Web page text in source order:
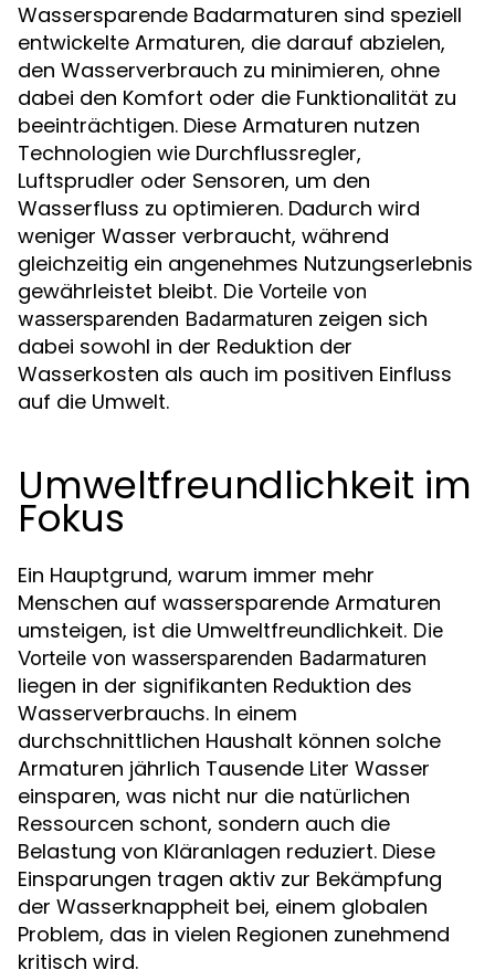
Wassersparende Badarmaturen sind speziell
entwickelte Armaturen, die darauf abzielen,
den Wasserverbrauch zu minimieren, ohne
dabei den Komfort oder die Funktionalität zu
beeinträchtigen. Diese Armaturen nutzen
Technologien wie Durchflussregler,
Luftsprudler oder Sensoren, um den
Wasserfluss zu optimieren. Dadurch wird
weniger Wasser verbraucht, während
gleichzeitig ein angenehmes Nutzungserlebnis
gewährleistet bleibt. Die Vorteile von
wassersparenden Badarmaturen zeigen sich
dabei sowohl in der Reduktion der
Wasserkosten als auch im positiven Einfluss
auf die Umwelt.
Umweltfreundlichkeit im
Fokus
Ein Hauptgrund, warum immer mehr
Menschen auf wassersparende Armaturen
umsteigen, ist die Umweltfreundlichkeit. Die
Vorteile von wassersparenden Badarmaturen
liegen in der signifikanten Reduktion des
Wasserverbrauchs. In einem
durchschnittlichen Haushalt können solche
Armaturen jährlich Tausende Liter Wasser
einsparen, was nicht nur die natürlichen
Ressourcen schont, sondern auch die
Belastung von Kläranlagen reduziert. Diese
Einsparungen tragen aktiv zur Bekämpfung
der Wasserknappheit bei, einem globalen
Problem, das in vielen Regionen zunehmend
kritisch wird.